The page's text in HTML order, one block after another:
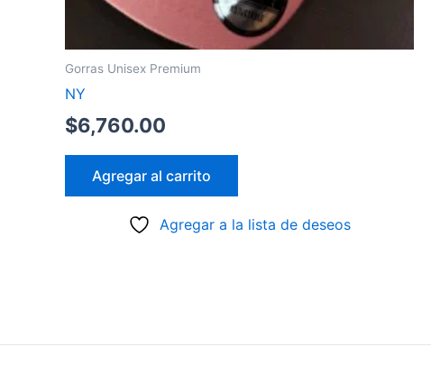
Gorras Unisex Premium
NY
$6,760.00
Agregar al carrito
Agregar a la lista de deseos